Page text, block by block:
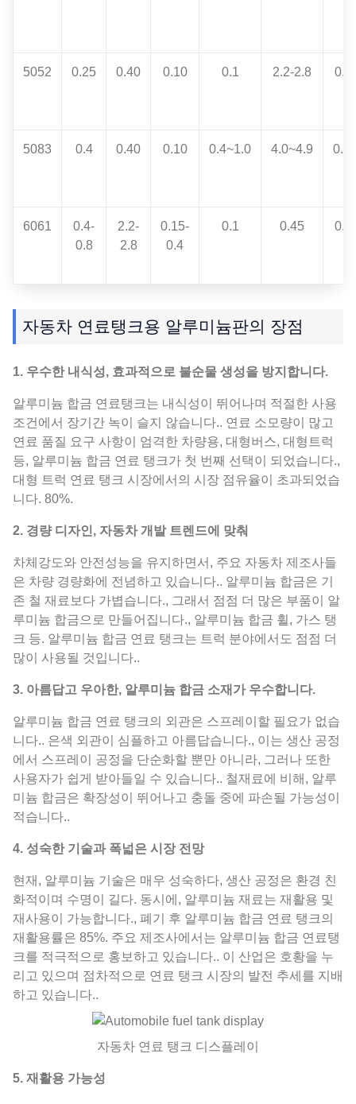
5052 0.25 0.40 0.10 0.1 2.2-2.8
5083 0.4 0.40 0.10 0.4~1.0 4.0~4.9
6061
0.4-
0.8
2.2-
2.8
0.15-
0.4
0.1 0.45
자동차 연료탱크용 알루미늄판의 장점
1. 우수한 내식성, 효과적으로 불순물 생성을 방지합니다.
알루미늄 합금 연료탱크는 내식성이 뛰어나며 적절한 사용
조건에서 장기간 녹이 슬지 않습니다.. 연료 소모량이 많고
연료 품질 요구 사항이 엄격한 차량용, 대형버스, 대형트럭
등, 알루미늄 합금 연료 탱크가 첫 번째 선택이 되었습니다.,
대형 트럭 연료 탱크 시장에서의 시장 점유율이 초과되었습
니다. 80%.
2. 경량 디자인, 자동차 개발 트렌드에 맞춰
차체강도와 안전성능을 유지하면서, 주요 자동차 제조사들
은 차량 경량화에 전념하고 있습니다.. 알루미늄 합금은 기
존 철 재료보다 가볍습니다., 그래서 점점 더 많은 부품이 알
루미늄 합금으로 만들어집니다., 알루미늄 합금 휠, 가스 탱
크 등. 알루미늄 합금 연료 탱크는 트럭 분야에서도 점점 더
많이 사용될 것입니다..
3. 아름답고 우아한, 알루미늄 합금 소재가 우수합니다.
알루미늄 합금 연료 탱크의 외관은 스프레이할 필요가 없습
니다.. 은색 외관이 심플하고 아름답습니다., 이는 생산 공정
에서 스프레이 공정을 단순화할 뿐만 아니라, 그러나 또한
사용자가 쉽게 받아들일 수 있습니다.. 철재료에 비해, 알루
미늄 합금은 확장성이 뛰어나고 충돌 중에 파손될 가능성이
적습니다..
4. 성숙한 기술과 폭넓은 시장 전망
현재, 알루미늄 기술은 매우 성숙하다, 생산 공정은 환경 친
화적이며 수명이 길다. 동시에, 알루미늄 재료는 재활용 및
재사용이 가능합니다., 폐기 후 알루미늄 합금 연료 탱크의
재활용률은 85%. 주요 제조사에서는 알루미늄 합금 연료탱
크를 적극적으로 홍보하고 있습니다.. 이 산업은 호황을 누
리고 있으며 점차적으로 연료 탱크 시장의 발전 추세를 지배
하고 있습니다..
자동차 연료 탱크 디스플레이
5. 재활용 가능성